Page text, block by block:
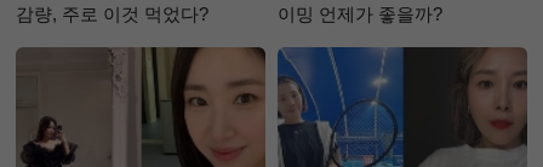
감량, 주로 이것 먹었다?
이밍 언제가 좋을까?